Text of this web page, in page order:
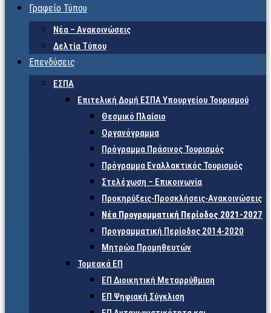
Γραφείο Τύπου
Νέα – Ανακοινώσεις
Δελτία Τύπου
Επενδύσεις
ΕΣΠΑ
Επιτελική Δομή ΕΣΠΑ Υπουργείου Τουρισμού
Θεσμικό Πλαίσιο
Οργανόγραμμα
Πρόγραμμα Πράσινος Τουρισμός
Πρόγραμμα Εναλλακτικός Τουρισμός
Στελέχωση – Επικοινωνία
Προκηρύξεις-Προσκλήσεις-Ανακοινώσεις
Νέα Προγραμματική Περίοδος 2021-2027
Προγραμματική Περίοδος 2014-2020
Μητρώο Προμηθευτών
Τομεακά ΕΠ
ΕΠ Διοικητική Μεταρρύθμιση
ΕΠ Ψηφιακή Σύγκλιση